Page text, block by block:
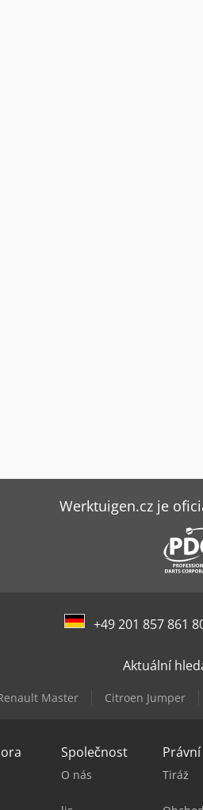
Werktuigen.cz je
+49 201 857 861
Aktuální
Master Citroen Jumper
Společnost
O nás Tiráž